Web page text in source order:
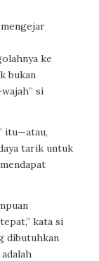
ke
bukan
si
itu—atau,
tarik untuk
kata si
dibutuhkan